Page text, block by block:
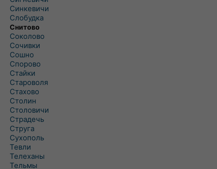
Синкевичи
Слобудка
Снитово
Соколово
Сочивки
Сошно
Спорово
Стайки
Староволя
Стахово
Столин
Столовичи
Страдечь
Струга
Сухополь
Тевли
Телеханы
Тельмы